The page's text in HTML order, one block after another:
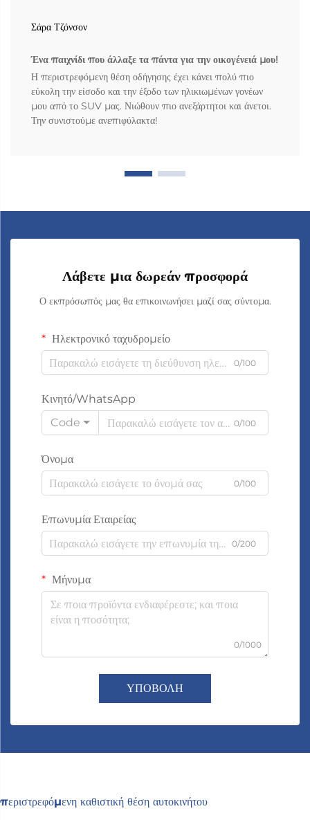
Σάρα Τζόνσον
Ένα παιχνίδι που άλλαξε τα πάντα για την οικογένειά μου!
Η περιστρεφόμενη θέση οδήγησης έχει κάνει πολύ πιο
εύκολη την είσοδο και την έξοδο των ηλικιωμένων γονέων
μου από το SUV μας. Νιώθουν πιο ανεξάρτητοι και άνετοι.
Την συνιστούμε ανεπιφύλακτα!
Λάβετε μια δωρεάν προσφορά
Ο εκπρόσωπός μας θα επικοινωνήσει μαζί σας σύντομα.
Ηλεκτρονικό ταχυδρομείο
0/100
Κινητό/WhatsApp
Code
0/100
Όνομα
0/100
Επωνυμία Εταιρείας
0/200
Μήνυμα
0/1000
ΥΠΟΒΟΛΗ
περιστρεφόμενη καθιστική θέση αυτοκινήτου